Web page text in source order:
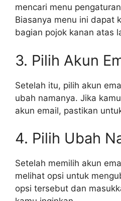
mencari menu
Biasanya menu ini dapat
bagian pojok kanan atas
3. Pilih Akun
Setelah itu, pilih akun
ubah namanya. Jika
akun email, pastikan
4. Pilih Ubah
Setelah memilih akun
melihat opsi untuk
opsi tersebut dan